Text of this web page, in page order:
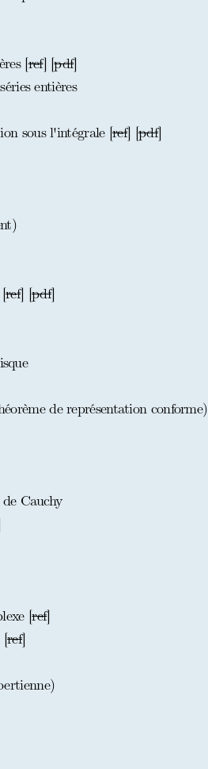
[ref] [pdf]
entières
sous l'intégrale [ref] [pdf]
ref] [pdf]
de représentation conforme)
Cauchy
[ref]
[ref]